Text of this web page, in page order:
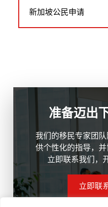
新加坡公民申请
准备迈出
我们的移民专家团
供个性化的指导，
立即联系我们，
立即联